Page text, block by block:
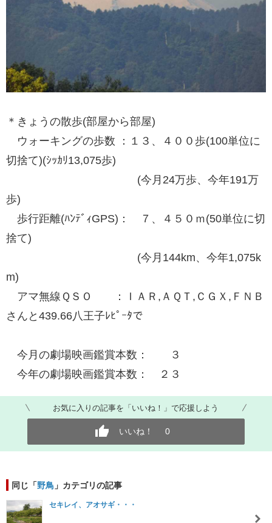
＊きょうの散歩(部屋から部屋)
ウォーキングの歩数 ：１３、４００歩(100単位に
切捨て)(ｼｯｶﾘ13,075歩)
(今月24万歩、今年191万
歩)
歩行距離(ﾊﾝﾃﾞｨGPS)： ７、４５０ｍ(50単位に切
捨て)
(今月144km、今年1,075k
m)
アマ無線ＱＳＯ ：ＩＡＲ,ＡＱＴ,ＣＧＸ,ＦＮＢ
さんと439.66八王子ﾚﾋﾟｰﾀで
今月の劇場映画鑑賞本数： ３
今年の劇場映画鑑賞本数： ２３
お気に入りの記事を「いいね！」で応援しよう
いいね！ 0
同じ「野鳥 」カテゴリの記事
セキレイ、アオサギ・・・